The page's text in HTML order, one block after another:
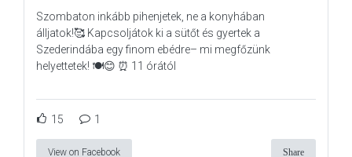
Szombaton inkább pihenjetek, ne a konyhában
álljatok!🥰 Kapcsoljátok ki a sütőt és gyertek a
Szederindába egy finom ebédre– mi megfőzünk
helyettetek! 🍽️😊 ⏰ 11 órától
15 1
View on Facebook Share